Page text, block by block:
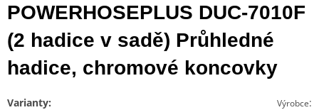
POWERHOSEPLUS DUC-7010F
(2 hadice v sadě) Průhledné
hadice, chromové koncovky
Výrobce:
Varianty: